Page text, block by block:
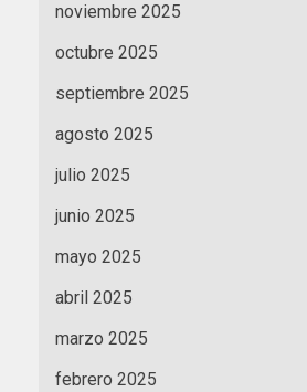
noviembre 2025
octubre 2025
septiembre 2025
agosto 2025
julio 2025
junio 2025
mayo 2025
abril 2025
marzo 2025
febrero 2025